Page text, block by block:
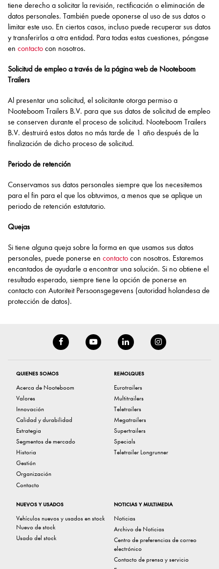
tiene derecho a solicitar la revisión, rectificación o eliminación de
datos personales. También puede oponerse al uso de sus datos o
limitar este uso. En ciertos casos, incluso puede recuperar sus datos
y transferirlos a otra entidad. Para todas estas cuestiones, póngase
encontacto con nosotros.
Solicitud de empleo a través de la página web de Nooteboom
Trailers
Al presentar una solicitud, el solicitante otorga permiso a
Nooteboom Trailers B.V. para que sus datos de solicitud de empleo
se conserven durante el proceso de solicitud. Nooteboom Trailers
B.V. destruirá estos datos no más tarde de 1 año después de la
finalización de dicho proceso de solicitud.
Periodo de retención
Conservamos sus datos personales siempre que los necesitemos
para el fin para el que los obtuvimos, a menos que se aplique un
periodo de retención estatutario.
Quejas
Si tiene alguna queja sobre la forma en que usamos sus datos
personales, puede ponerse encontacto con nosotros. Estaremos
encantados de ayudarle a encontrar una solución. Si no obtiene el
resultado esperado, siempre tiene la opción de ponerse en
contacto con Autoriteit Persoonsgegevens (autoridad holandesa de
protección de datos).
QUIENES SOMOS
Acerca de Nooteboom
Valores
Innovación
Calidad y durabilidad
Estrategia
Segmentos de mercado
Historia
Gestión
Organización
Contacto
REMOLQUES
Eurotrailers
Multitrailers
Teletrailers
Megatrailers
Supertrailers
Specials
Teletrailer Longrunner
NUEVOS Y USADOS
Vehículos nuevos y usados ​​en stock
Nuevo de stock
Usado del stock
NOTICIAS Y MULTIMEDIA
Noticias
Archivo de Noticias
Centro de preferencias de correo
electrónico
Contacto de prensa y servicio